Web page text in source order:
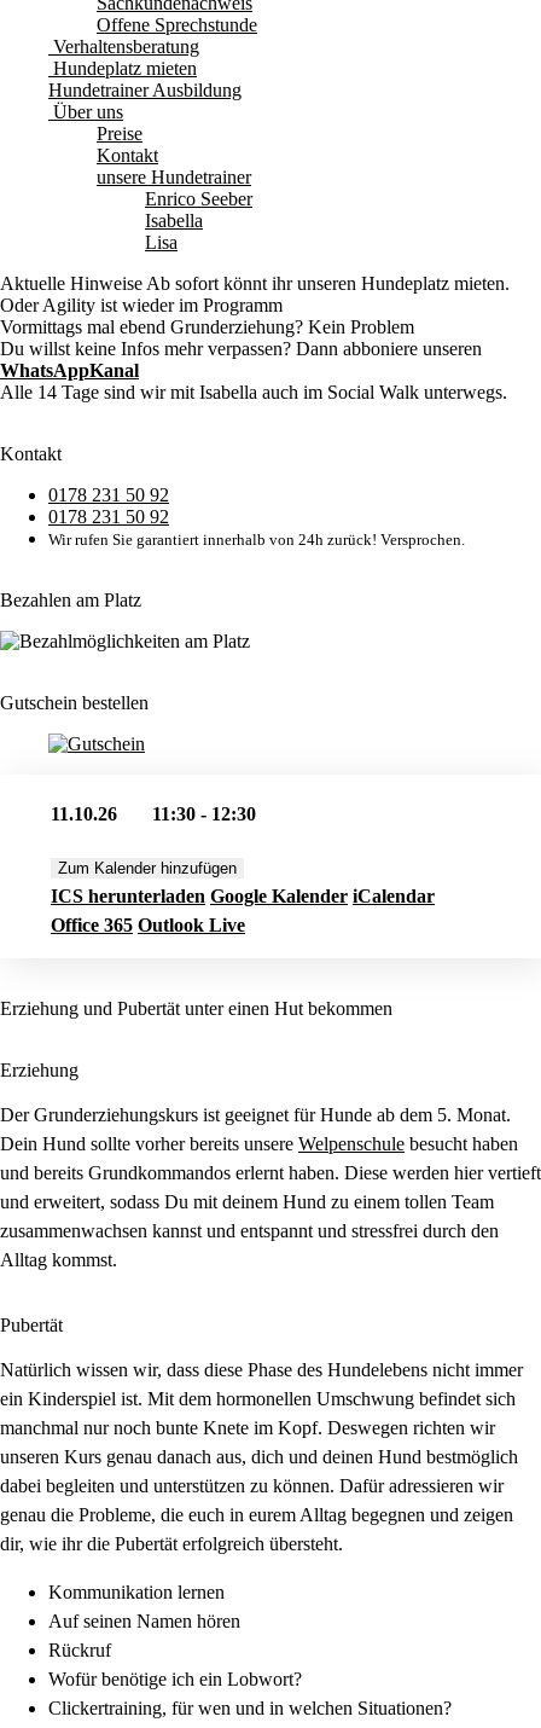
Offene Sprechstunde
Verhaltensberatung
Hundeplatz mieten
Hundetrainer Ausbildung
Über uns
Preise
Kontakt
unsere Hundetrainer
Enrico Seeber
Isabella
Lisa
Aktuelle Hinweise Ab sofort könnt ihr unseren Hundeplatz mieten.
Oder Agility ist wieder im Programm
Vormittags mal ebend Grunderziehung? Kein Problem
Du willst keine Infos mehr verpassen? Dann abboniere unseren
WhatsAppKanal
Alle 14 Tage sind wir mit Isabella auch im Social Walk unterwegs.
Kontakt
0178 231 50 92
0178 231 50 92
Wir rufen Sie garantiert innerhalb von 24h zurück! Versprochen.
Bezahlen am Platz
Gutschein bestellen
11.10.26 11:30 - 12:30
Zum Kalender hinzufügen
ICS herunterladen Google Kalender iCalendar
Office 365 Outlook Live
Erziehung und Pubertät unter einen Hut bekommen
Erziehung
Der Grunderziehungskurs ist geeignet für Hunde ab dem 5. Monat.
Dein Hund sollte vorher bereits unsere Welpenschule besucht haben
und bereits Grundkommandos erlernt haben. Diese werden hier vertieft
und erweitert, sodass Du mit deinem Hund zu einem tollen Team
zusammenwachsen kannst und entspannt und stressfrei durch den
Alltag kommst.
Pubertät
Natürlich wissen wir, dass diese Phase des Hundelebens nicht immer
ein Kinderspiel ist. Mit dem hormonellen Umschwung befindet sich
manchmal nur noch bunte Knete im Kopf. Deswegen richten wir
unseren Kurs genau danach aus, dich und deinen Hund bestmöglich
dabei begleiten und unterstützen zu können. Dafür adressieren wir
genau die Probleme, die euch in eurem Alltag begegnen und zeigen
dir, wie ihr die Pubertät erfolgreich übersteht.
Kommunikation lernen
Auf seinen Namen hören
Rückruf
Wofür benötige ich ein Lobwort?
Clickertraining, für wen und in welchen Situationen?